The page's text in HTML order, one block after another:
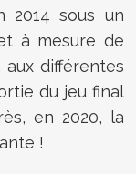
2014 sous un
à mesure de
différentes
du jeu final
en 2020, la
!